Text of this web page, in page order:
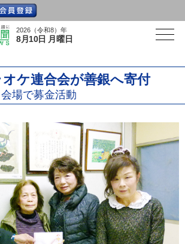
2026（令和8）年
8月10日 月曜日
ケ連合会が善銀へ寄付
場で募金活動